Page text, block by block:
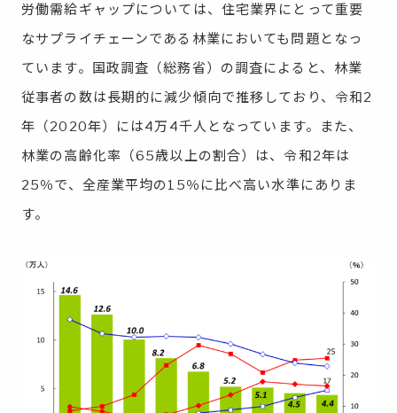
労働需給ギャップについては、住宅業界にとって重要
なサプライチェーンである林業においても問題となっ
ています。国政調査（総務省）の調査によると、林業
従事者の数は長期的に減少傾向で推移しており、令和2
年（2020年）には4万4千人となっています。また、
林業の高齢化率（65歳以上の割合）は、令和2年は
25％で、全産業平均の15％に比べ高い水準にありま
す。